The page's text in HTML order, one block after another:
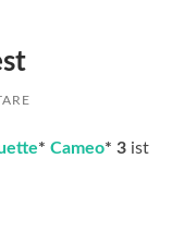
*Cameo* 3 ist